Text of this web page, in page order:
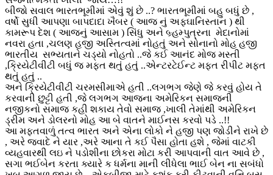
બીજો સવાલ ભારતભૂમીમાં એવું શું છે ..? ભારતભૂમીમાં બહુ બધું છે ,
વર્ષો સુધી આપણા બાપદાદા ખૈબર ( આજ નું અફઘાનિસ્તાન ) થી
કામરૂપ દેશ ( આજનું આસામ ) સિંધુ અને બ્ર્હમ્પુત્રના મેદાનોમાં
નવરા હતા ,ચલણ હજી અસ્તિત્વમાં નોહતું અને સોનાનો મોહ હજી
ભારતીય સભ્યતાને ચડ્યો નોહતો ..જે કઈ આનંદ મોજ મસ્તી
,ક્રિયેટીવીટી બધું જ મફત થતું હતું ..એન્ટરટેઈન્ટ મફત રીપીટ મફત
થતું હતું ..
અને ક્રિયેટીવીટી ચરમસીમાએ હતી ..લગભગ જેણે જે કરવું હોય તે
કરવાની છુટ્ટી હતી ,જે લગભગ આજના અમેરિકન સમાજની
નજીકનો સમાજ કહી શકાય તેવો સમાજ ,ખાલી તેમાંથી અમેરિકન
ડ્રીમ અને ડોલરનો મોહ આ બે વાતને માઈનસ કરવો પડે ..!!
આ મફતવાળું તત્વ ભારત અને એના લોકો ને હજી પણ જોડીને રાખે છે
, અરે જવાદે ને યાર ,અરે આના તે કઈ પૈસા હોતા હશે , જેમાં વાટકી
વ્યહવારથી લઇ ને પડોશીના છોકરા મોટા કરી આપવાની વાત આવે છે ,
સગા ભઈબેન કરતા ક્યારે ક ધર્મના માની લીધેલા ભાઈ બેન ના સબંધો